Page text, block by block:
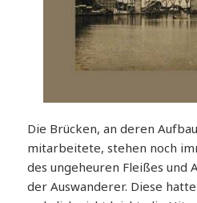
Die Brücken, an deren
mitarbeitete, stehen noch
des ungeheuren Fleißes und
der Auswanderer. Diese